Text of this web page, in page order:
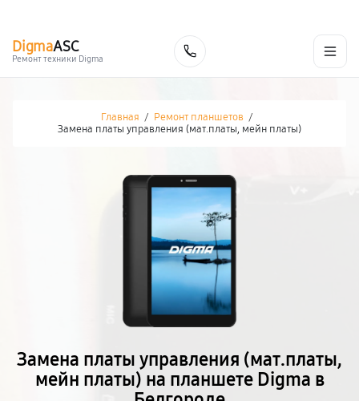
DigmaASC
Ремонт техники Digma
Главная / Ремонт планшетов /
Замена платы управления (мат.платы, мейн платы)
Замена платы управления (мат.платы,
мейн платы) на планшете Digma в